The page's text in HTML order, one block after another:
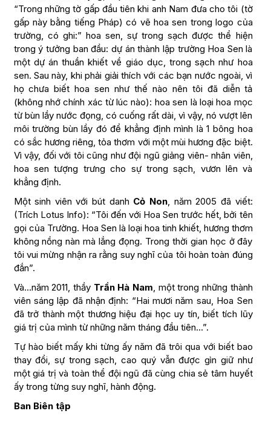
“Trong những tờ gấp đầu tiên khi anh Nam đưa cho tôi (tờ
gấp này bằng tiếng Pháp) có vẽ hoa sen trong logo của
trường, có ghi:” hoa sen, sự trong sạch được thể hiện
trong ý tưởng ban đầu: dự án thành lập trường Hoa Sen là
một dự án thuần khiết về giáo dục, trong sạch như hoa
sen. Sau này, khi phải giải thích với các bạn nước ngoài, vì
họ chưa biết hoa sen như thế nào nên tôi đã diễn tả
(không nhớ chính xác từ lúc nào): hoa sen là loại hoa mọc
từ bùn lầy nước đọng, có cuống rất dài, vì vậy, nó vượt lên
môi trường bùn lầy đó để khẳng định mình là 1 bông hoa
có sắc hương riêng, tỏa thơm với một mùi hương đặc biệt.
Vì vậy, đối với tôi cũng như đội ngũ giảng viên- nhân viên,
hoa sen tượng trưng cho sự trong sạch, vươn lên và
khẳng định.
Một sinh viên với bút danh Cỏ Non, năm 2005 đã viết:
(Trích Lotus Info): “Tôi đến với Hoa Sen trước hết, bởi tên
gọi của Trường. Hoa Sen là loại hoa tinh khiết, hương thơm
không nồng nàn mà lắng đọng. Trong thời gian học ở đây
tôi vui mừng nhận ra rằng suy nghĩ của tôi hoàn toàn đúng
đắn”.
Và…năm 2011, thầy Trần Hà Nam, một trong những thành
viên sáng lập đã nhận định: “Hai mươi năm sau, Hoa Sen
đã trở thành một thương hiệu đại học uy tín, biết tích lũy
giá trị của mình từ những năm tháng đầu tiên…”.
Tự hào biết mấy khi từng ấy năm đã trôi qua với biết bao
thay đổi, sự trong sạch, cao quý vẫn được gìn giữ như
một giá trị và toàn thể đội ngũ đã cùng chia sẻ tâm huyết
ấy trong từng suy nghĩ, hành động.
Ban Biên tập